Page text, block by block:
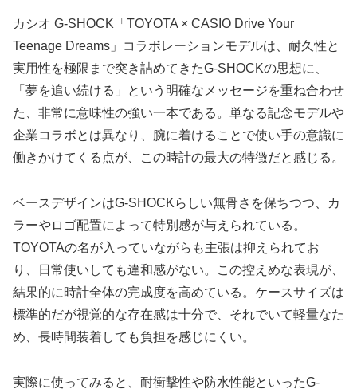
カシオ G-SHOCK「TOYOTA × CASIO Drive Your
Teenage Dreams」コラボレーションモデルは、耐久性と
実用性を極限まで突き詰めてきたG-SHOCKの思想に、
「夢を追い続ける」という明確なメッセージを重ね合わせ
た、非常に意味性の強い一本である。単なる記念モデルや
企業コラボとは異なり、腕に着けることで使い手の意識に
働きかけてくる点が、この時計の最大の特徴だと感じる。
ベースデザインはG-SHOCKらしい無骨さを保ちつつ、カ
ラーやロゴ配置によって特別感が与えられている。
TOYOTAの名が入っていながらも主張は抑えられてお
り、日常使いしても違和感がない。この控えめな表現が、
結果的に時計全体の完成度を高めている。ケースサイズは
標準的だが視覚的な存在感は十分で、それでいて軽量なた
め、長時間装着しても負担を感じにくい。
実際に使ってみると、耐衝撃性や防水性能といったG-